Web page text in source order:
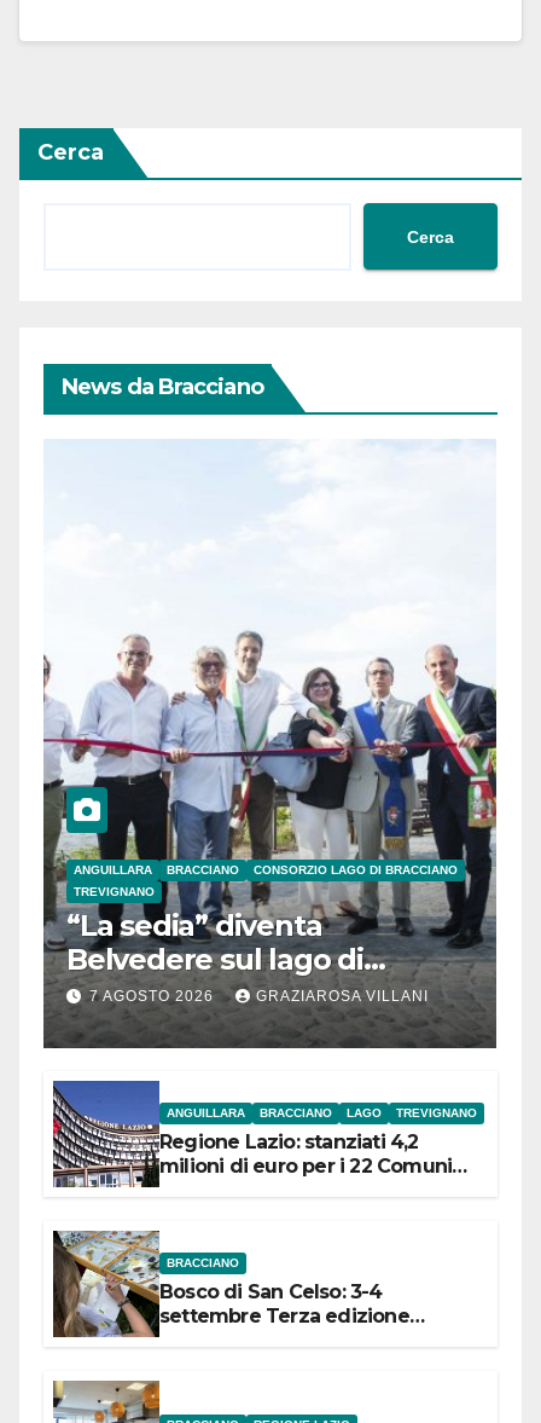
Cerca
Cerca
News da Bracciano
ANGUILLARA BRACCIANO
CONSORZIO LAGO DI BRACCIANO
TREVIGNANO
“La sedia” diventa
Belvedere sul lago di
Bracciano: ieri
l’inaugurazione
7 AGOSTO 2026 GRAZIAROSA VILLANI
ANGUILLARA BRACCIANO LAGO TREVIGNANO
Regione Lazio: stanziati 4,2
milioni di euro per i 22 Comuni
BRACCIANO
Bosco di San Celso: 3-4
settembre Terza edizione